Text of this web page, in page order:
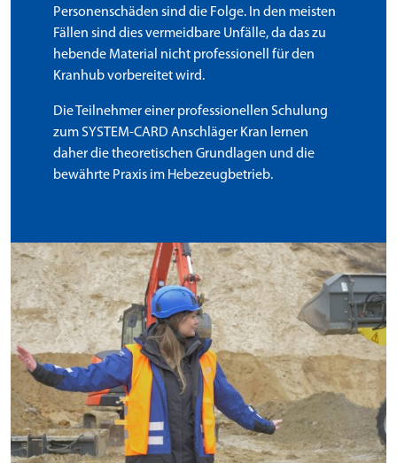
Personenschäden sind die Folge. In den meisten
Fällen sind dies vermeidbare Unfälle, da das zu
hebende Material nicht professionell für den
Kranhub vorbereitet wird.
Die Teilnehmer einer professionellen Schulung
zum SYSTEM-CARD Anschläger Kran lernen
daher die theoretischen Grundlagen und die
bewährte Praxis im Hebezeugbetrieb.